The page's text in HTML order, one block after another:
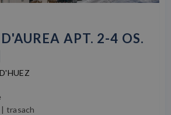
APT. 2-4 OS.
trasach